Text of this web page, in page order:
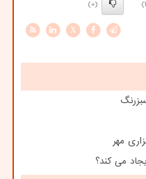
(0)
X
مهر
می کند؟